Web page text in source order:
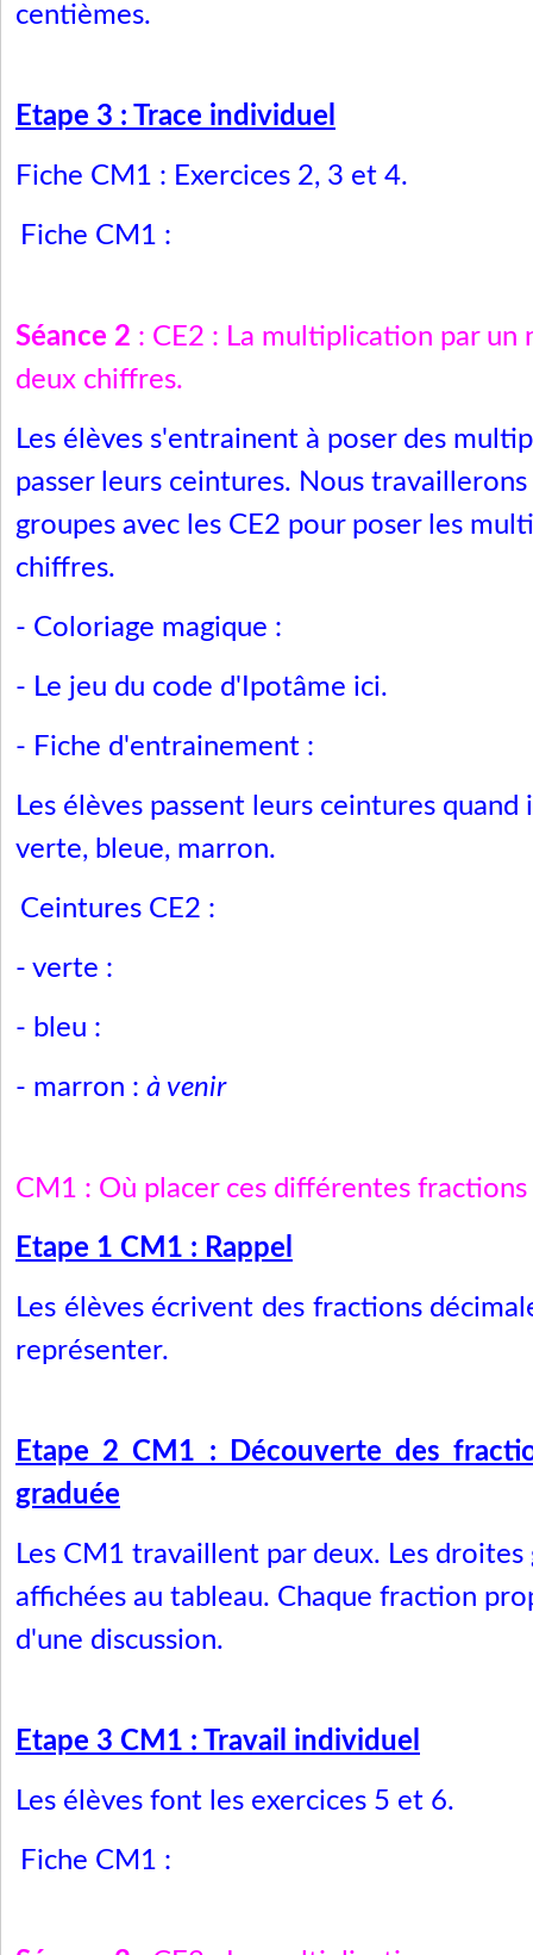
centièmes.
Etape 3 : Trace individuel
Fiche CM1 : Exercices 2, 3 et 4.
Fiche CM1 :
Séance 2 : CE2 : La multiplication par un
deux chiffres.
Les élèves s'entrainent à poser des
passer leurs ceintures. Nous
groupes avec les CE2 pour poser les
chiffres.
- Coloriage magique :
- Le jeu du code d'Ipotâme ici.
- Fiche d'entrainement :
Les élèves passent leurs ceintures quand
verte, bleue, marron.
Ceintures CE2 :
- verte :
- bleu :
- marron : à venir
CM1 : Où placer ces différentes fractions
Etape 1 CM1 : Rappel
Les élèves écrivent des fractions
représenter.
Etape 2 CM1 : Découverte des
graduée
Les CM1 travaillent par deux. Les droites
affichées au tableau. Chaque fraction
d'une discussion.
Etape 3 CM1 : Travail individuel
Les élèves font les exercices 5 et 6.
Fiche CM1 :